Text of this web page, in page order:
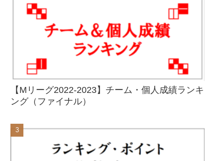
【Mリーグ2022-2023】チーム・個人成績ランキ
ング（ファイナル）